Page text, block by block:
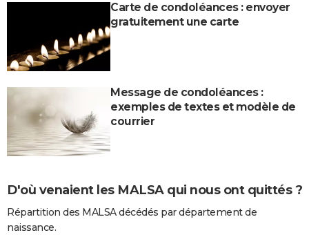
Carte de condoléances : envoyer
gratuitement une carte
Message de condoléances :
exemples de textes et modèle de
courrier
D'où venaient les MALSA qui nous ont quittés ?
Répartition des MALSA décédés par département de
naissance.